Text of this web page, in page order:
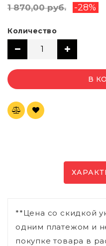
1 870,00 руб. -28%
Количество
В
**Цена со скидкой
одним платежом и
покупке товара в